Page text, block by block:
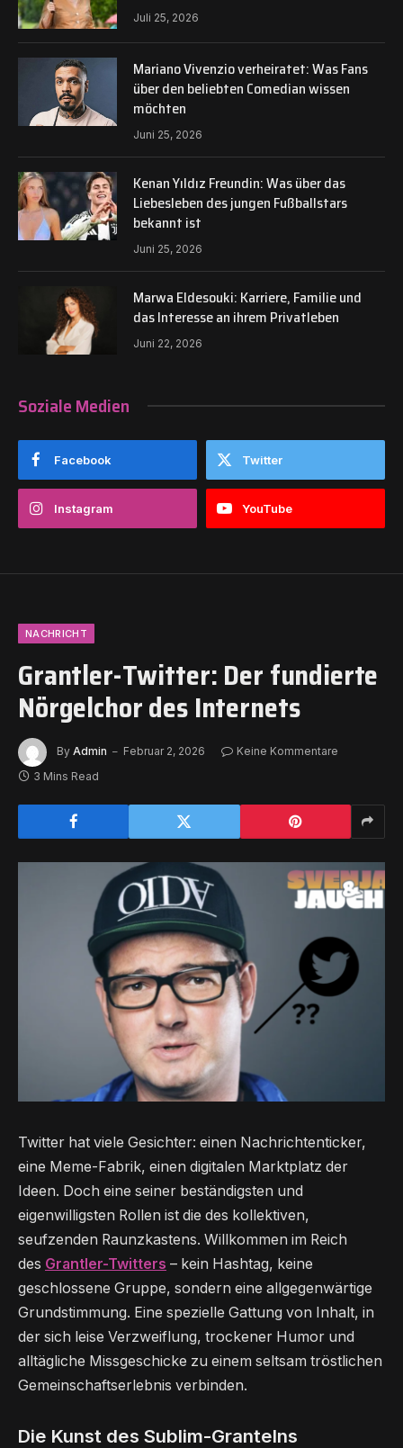
Juli 25, 2026
Mariano Vivenzio verheiratet: Was Fans
über den beliebten Comedian wissen
möchten
Juni 25, 2026
Kenan Yıldız Freundin: Was über das
Liebesleben des jungen Fußballstars
bekannt ist
Juni 25, 2026
Marwa Eldesouki: Karriere, Familie und
das Interesse an ihrem Privatleben
Juni 22, 2026
Soziale Medien
Facebook Twitter
Instagram YouTube
NACHRICHT
Grantler-Twitter: Der fundierte
Nörgelchor des Internets
By Admin Februar 2, 2026
Keine Kommentare
3 Mins Read
Twitter hat viele Gesichter: einen Nachrichtenticker,
eine Meme-Fabrik, einen digitalen Marktplatz der
Ideen. Doch eine seiner beständigsten und
eigenwilligsten Rollen ist die des kollektiven,
seufzenden Raunzkastens. Willkommen im Reich
des Grantler-Twitters – kein Hashtag, keine
geschlossene Gruppe, sondern eine allgegenwärtige
Grundstimmung. Eine spezielle Gattung von Inhalt, in
der sich leise Verzweiflung, trockener Humor und
alltägliche Missgeschicke zu einem seltsam tröstlichen
Gemeinschaftserlebnis verbinden.
Die Kunst des Sublim-Grantelns